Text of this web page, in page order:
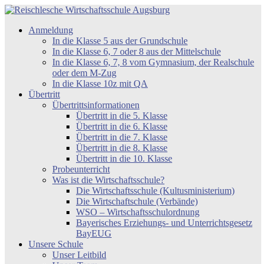
Zum
springen
Reischlesche
Wirtschaftsschule
Anmeldung
In die Klasse 5 aus der Grundschule
In die Klasse 6, 7 oder 8 aus der Mittelschule
In die Klasse 6, 7, 8 vom Gymnasium, der Realschule
oder dem M-Zug
In die Klasse 10z mit QA
Übertritt
Übertrittsinformationen
Übertritt in die 5. Klasse
Übertritt in die 6. Klasse
Übertritt in die 7. Klasse
Übertritt in die 8. Klasse
Übertritt in die 10. Klasse
Probeunterricht
Was ist die Wirtschaftsschule?
Die Wirtschaftsschule (Kultusministerium)
Die Wirtschaftschule (Verbände)
WSO – Wirtschaftsschulordnung
Bayerisches Erziehungs- und Unterrichtsgesetz
BayEUG
Unsere Schule
Unser Leitbild